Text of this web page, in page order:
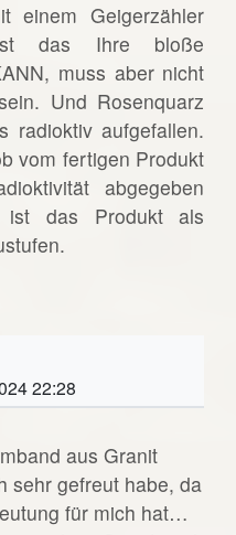
einem Geigerzähler
das Ihre bloße
muss aber nicht
Und Rosenquarz
radioktiv aufgefallen.
vom fertigen Produkt
abgegeben
ist das Produkt als
22:28
aus Granit
sehr gefreut habe, da
für mich hat…